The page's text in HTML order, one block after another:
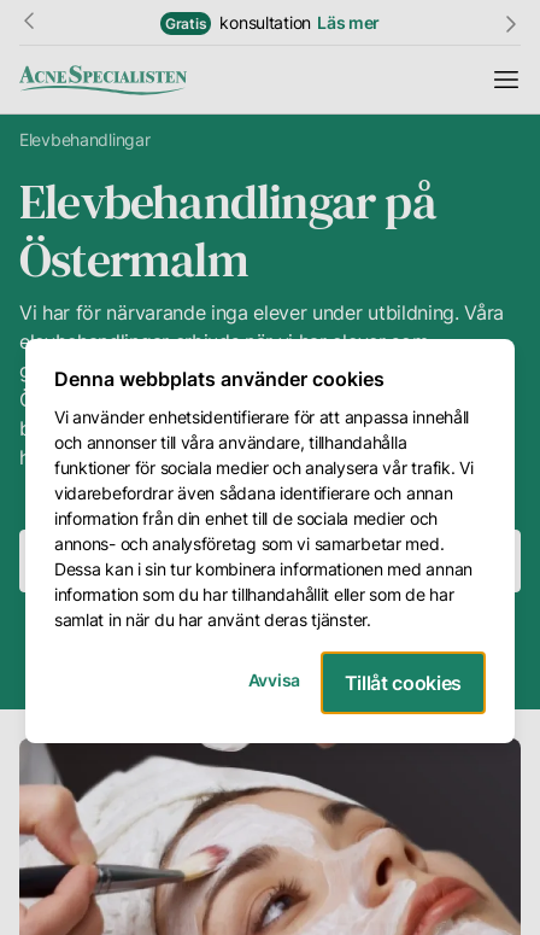
Information
Resultat
Hudguide
Ordlista
Priser
Kundtjänst
Kontakt
Frågor
Svar
Avbokning
Företag
Om
oss
Vår
Gratis konsultation Läs mer
Denna webbplats använder cookies
Vi använder enhetsidentifierare för att anpassa innehåll
och annonser till våra användare, tillhandahålla
funktioner för sociala medier och analysera vår trafik. Vi
vidarebefordrar även sådana identifierare och annan
information från din enhet till de sociala medier och
annons- och analysföretag som vi samarbetar med.
Dessa kan i sin tur kombinera informationen med annan
information som du har tillhandahållit eller som de har
samlat in när du har använt deras tjänster.
Avvisa Tillåt cookies
Elevbehandlingar
Elevbehandlingar på
Östermalm
Vi har för närvarande inga elever under utbildning. Våra
elevbehandlingar erbjuds när vi har elever som
genomgår praktisk utbildning på vår salong på
Östermalm. Under dessa perioder utför eleverna
behandlingar med vägledning från våra erfarna
hudterapeuter till förmånliga priser.
Ej tillgänglig Ej tillgänglig